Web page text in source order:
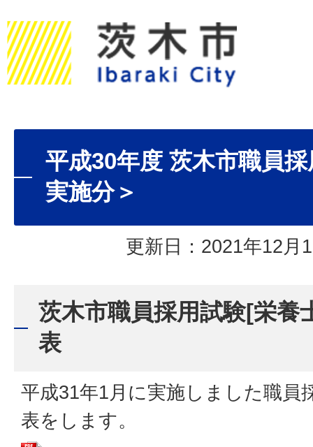
平成30年度 茨木市職員
実施分＞
更新日：2021年12月
茨木市職員採用試験[栄養
表
平成31年1月に実施しました職員
表をします。